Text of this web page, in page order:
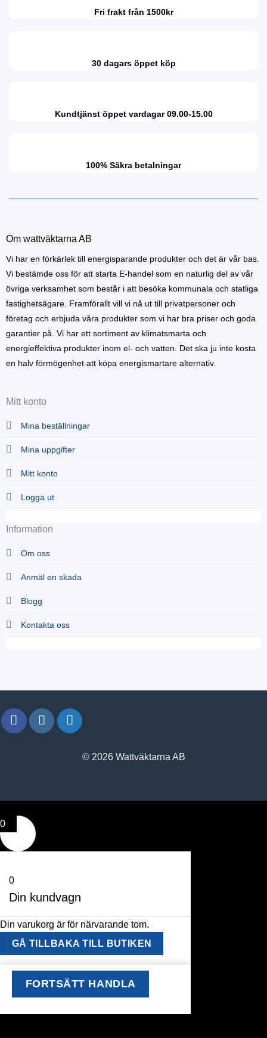
Fri frakt från 1500kr
30 dagars öppet köp
Kundtjänst öppet vardagar 09.00-15.00
100% Säkra betalningar
Om wattväktarna AB
Vi har en förkärlek till energisparande produkter och det är vår bas.
Vi bestämde oss för att starta E-handel som en naturlig del av vår
övriga verksamhet som består i att besöka kommunala och statliga
fastighetsägare. Framförallt vill vi nå ut till privatpersoner och
företag och erbjuda våra produkter som vi har bra priser och goda
garantier på. Vi har ett sortiment av klimatsmarta och
energieffektiva produkter inom el- och vatten. Det ska ju inte kosta
en halv förmögenhet att köpa energismartare alternativ.
Mitt konto
Mina beställningar
Mina uppgifter
Mitt konto
Logga ut
Information
Om oss
Anmäl en skada
Blogg
Kontakta oss
© 2026 Wattväktarna AB
0
0
Din kundvagn
Din varukorg är för närvarande tom.
GÅ TILLBAKA TILL BUTIKEN
FORTSÄTT HANDLA